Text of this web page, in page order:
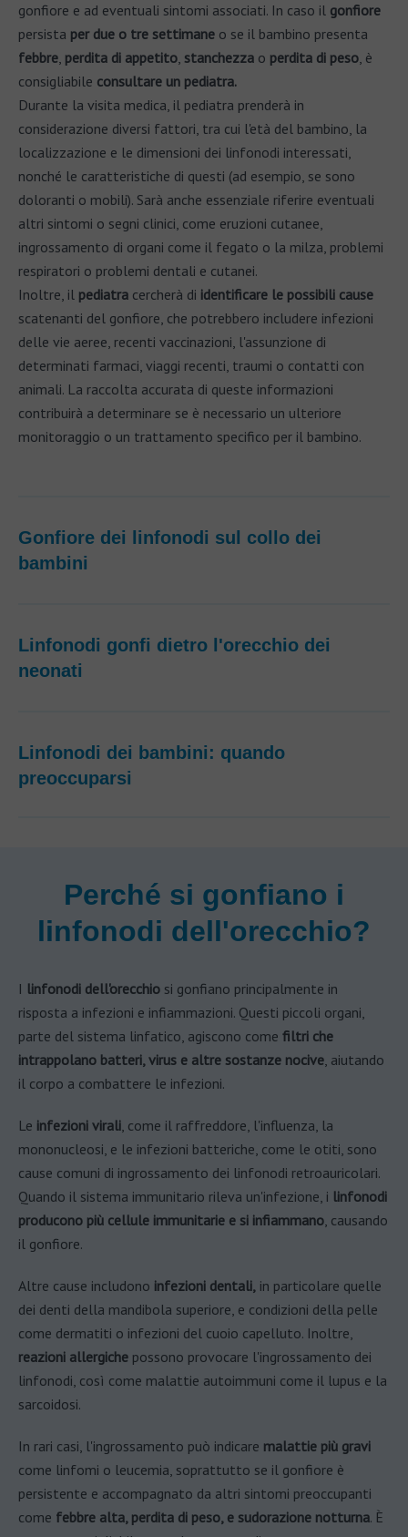
gonfiore e ad eventuali sintomi associati. In caso il gonfiore
persista per due o tre settimane o se il bambino presenta
febbre, perdita di appetito, stanchezza o perdita di peso, è
consigliabile consultare un pediatra.
Durante la visita medica, il pediatra prenderà in
considerazione diversi fattori, tra cui l'età del bambino, la
localizzazione e le dimensioni dei linfonodi interessati,
nonché le caratteristiche di questi (ad esempio, se sono
doloranti o mobili). Sarà anche essenziale riferire eventuali
altri sintomi o segni clinici, come eruzioni cutanee,
ingrossamento di organi come il fegato o la milza, problemi
respiratori o problemi dentali e cutanei.
Inoltre, il pediatra cercherà di identificare le possibili cause
scatenanti del gonfiore, che potrebbero includere infezioni
delle vie aeree, recenti vaccinazioni, l'assunzione di
determinati farmaci, viaggi recenti, traumi o contatti con
animali. La raccolta accurata di queste informazioni
contribuirà a determinare se è necessario un ulteriore
monitoraggio o un trattamento specifico per il bambino.
Gonfiore dei linfonodi sul collo dei
bambini
Linfonodi gonfi dietro l'orecchio dei
neonati
Linfonodi dei bambini: quando
preoccuparsi
Perché si gonfiano i
linfonodi dell'orecchio?
I linfonodi dell'orecchio si gonfiano principalmente in
risposta a infezioni e infiammazioni. Questi piccoli organi,
parte del sistema linfatico, agiscono come filtri che
intrappolano batteri, virus e altre sostanze nocive, aiutando
il corpo a combattere le infezioni​.
Le infezioni virali, come il raffreddore, l'influenza, la
mononucleosi, e le infezioni batteriche, come le otiti, sono
cause comuni di ingrossamento dei linfonodi retroauricolari.
Quando il sistema immunitario rileva un'infezione, i linfonodi
producono più cellule immunitarie e si infiammano, causando
il gonfiore​.
Altre cause includono infezioni dentali, in particolare quelle
dei denti della mandibola superiore, e condizioni della pelle
come dermatiti o infezioni del cuoio capelluto​. Inoltre,
reazioni allergiche possono provocare l'ingrossamento dei
linfonodi, così come malattie autoimmuni come il lupus e la
sarcoidosi​.
In rari casi, l'ingrossamento può indicare malattie più gravi
come linfomi o leucemia, soprattutto se il gonfiore è
persistente e accompagnato da altri sintomi preoccupanti
come febbre alta, perdita di peso, e sudorazione notturna. È